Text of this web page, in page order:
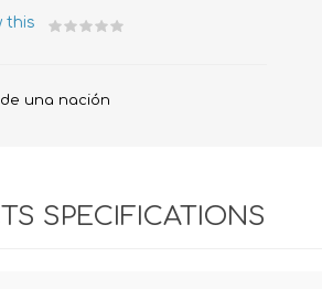
this
una nación
SPECIFICATIONS